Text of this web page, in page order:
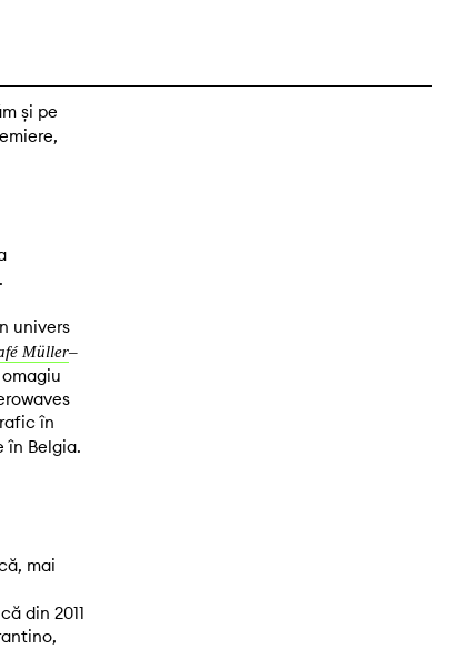
și pe
univers
Müller–
în
în Belgia.
mai
din 2011